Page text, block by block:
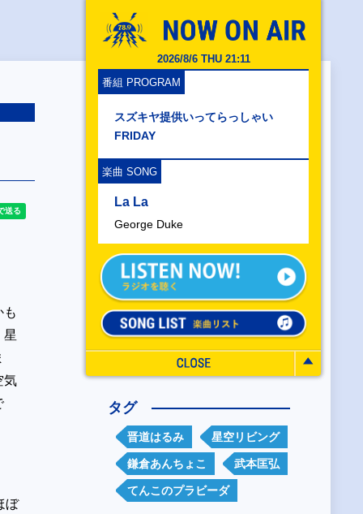
2026/8/6 THU 21:11
番組 PROGRAM
スズキヤ提供いってらっしゃい
FRIDAY
楽曲 SONG
La La
George Duke
も
星
気
ぼ
タグ
晋道はるみ 星空リビング
鎌倉あんちょこ 武本匡弘
てんこのプラビーダ